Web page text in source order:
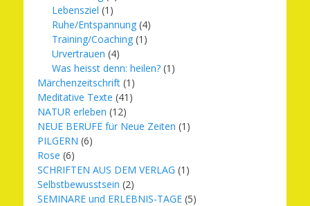
Lebensziel (1)
Ruhe/Entspannung (4)
Training/Coaching (1)
Urvertrauen (4)
Was heisst denn: heilen? (1)
Märchenzeitschrift (1)
Meditative Texte (41)
NATUR erleben (12)
NEUE BERUFE für Neue Zeiten (1)
PILGERN (6)
Rose (6)
SCHRIFTEN AUS DEM VERLAG (1)
Selbstbewusstsein (2)
SEMINARE und ERLEBNIS-TAGE (5)